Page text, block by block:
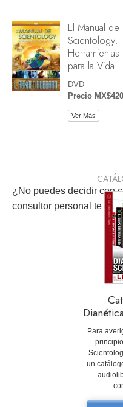
El Manual de
Scientology:
Herramientas
para la Vida
DVD
Precio MX$420
Ver Más
¿No puedes decidir con
consultor personal te
Para
un